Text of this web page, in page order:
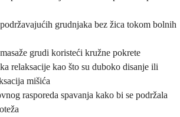
grudnjaka bez žica tokom bolnih
grudi koristeći kružne pokrete
relaksacije kao što su duboko disanje ili
mišića
rasporeda spavanja kako bi se podržala